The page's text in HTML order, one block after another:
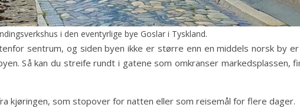
i den eventyrlige bye Goslar i Tyskland.
sentrum, og siden byen ikke er større enn en middels norsk by
Så kan du streife rundt i gatene som omkranser markedsplassen,
kjøringen, som stopover for natten eller som reisemål for flere dager.